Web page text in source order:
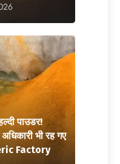
पाउडर!
भी रह गए
Factory